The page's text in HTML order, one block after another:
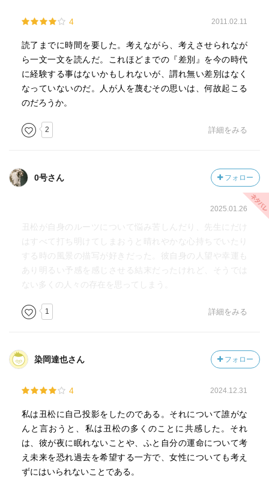
4 2011.02.11
読了までに時間を要した。考えながら、考えさせられなが
ら一文一文を読んだ。これほどまでの『差別』を今の時代
に経験する事はないかもしれないが、謂れ無い差別はなく
なっていないのだ。人が人を蔑むその思いは、何故起こる
のだろうか。
2 詳細をみる
0号さん フォロー
2025.01.26
丑松が自身のルーツについて悩み苦しんだり、先生にだけ
はすべて打ち明けてしまおうと晴れやかな心持ちでいたり
する時の風景の描写が好きだった。彼自身の人望や幸運も
あり明るい予感を感じさせる結末だったけれど、そうでは
ない多くの人々の存在を思ってしまう。
1 詳細をみる
染岡達也さん フォロー
4 2024.12.31
私は丑松に自己投影をしたのである。それについて誰がな
んと言おうと、私は丑松の多くのことに共感した。それ
は、彼が夜に眠れないことや、ふと自分の運命について考
え未来を恐れ過去を希望する一方で、女性についても考え
ずにはいられないことである。